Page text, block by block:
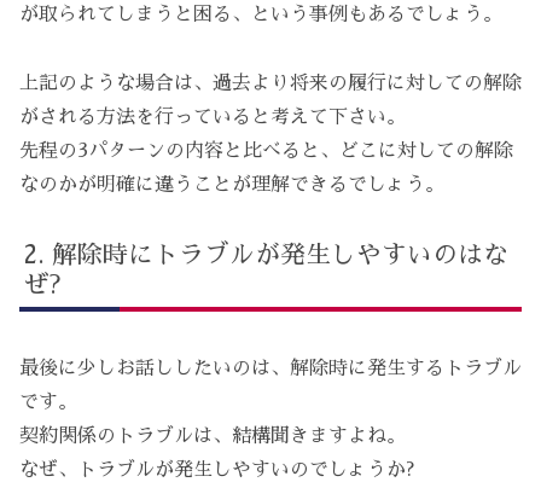
が取られてしまうと困る、という事例もあるでしょう。
上記のような場合は、過去より将来の履行に対しての解除
がされる方法を行っていると考えて下さい。
先程の3パターンの内容と比べると、どこに対しての解除
なのかが明確に違うことが理解できるでしょう。
解除時にトラブルが発生しやすいのはな
ぜ?
最後に少しお話ししたいのは、解除時に発生するトラブル
です。
契約関係のトラブルは、結構聞きますよね。
なぜ、トラブルが発生しやすいのでしょうか?